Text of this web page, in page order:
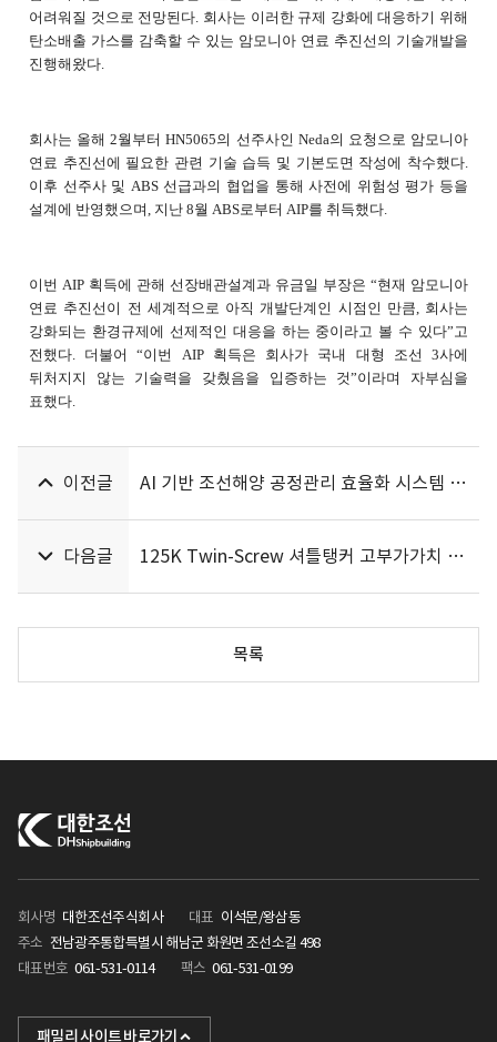
어려워질 것으로 전망된다. 회사는 이러한 규제 강화에 대응하기 위해
탄소배출 가스를 감축할 수 있는 암모니아 연료 추진선의 기술개발을
진행해왔다.
회사는 올해 2월부터 HN5065의 선주사인 Neda의 요청으로 암모니아
연료 추진선에 필요한 관련 기술 습득 및 기본도면 작성에 착수했다.
이후 선주사 및 ABS 선급과의 협업을 통해 사전에 위험성 평가 등을
설계에 반영했으며, 지난 8월 ABS로부터 AIP를 취득했다.
이번 AIP 획득에 관해 선장배관설계과 유금일 부장은 “현재 암모니아
연료 추진선이 전 세계적으로 아직 개발단계인 시점인 만큼, 회사는
강화되는 환경규제에 선제적인 대응을 하는 중이라고 볼 수 있다”고
전했다. 더불어 “이번 AIP 획득은 회사가 국내 대형 조선 3사에
뒤처지지 않는 기술력을 갖췄음을 입증하는 것”이라며 자부심을
표했다.
이전글 AI 기반 조선해양 공정관리 효율화 시스템 개발 MOU 체결
다음글 125K Twin-Screw 셔틀탱커 고부가가치 신선종 개발 완료
목록
회사명 대한조선주식회사 대표 이석문/왕삼동
주소 전남광주통합특별시 해남군 화원면 조선소길 498
대표번호 061-531-0114 팩스 061-531-0199
패밀리 사이트 바로가기
KHI